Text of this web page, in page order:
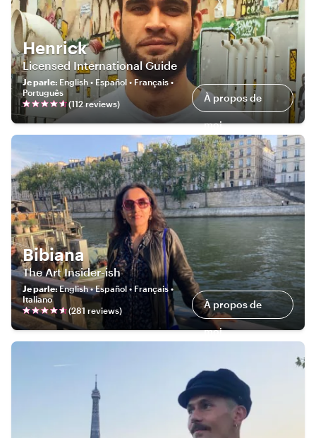
Henrick
Licensed International Guide
Je parle: English • Español • Français •
Português
(112reviews) À propos de
moi
Bibiana
The Art Insider-ish
Je parle:English • Español • Français •
Italiano
(281 reviews) À propos de
moi